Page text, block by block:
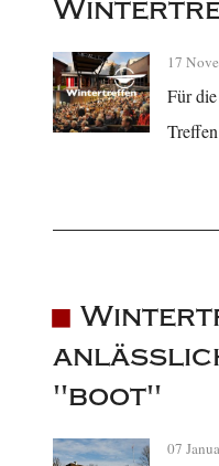
17
Für
"boot"
07